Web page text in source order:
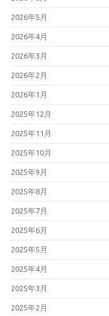
2026年5月
2026年4月
2026年3月
2026年2月
2026年1月
2025年12月
2025年11月
2025年10月
2025年9月
2025年8月
2025年7月
2025年6月
2025年5月
2025年4月
2025年3月
2025年2月